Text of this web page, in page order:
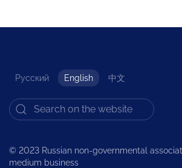
Русский English 中文
© 2023 Russian non-governmental
medium business